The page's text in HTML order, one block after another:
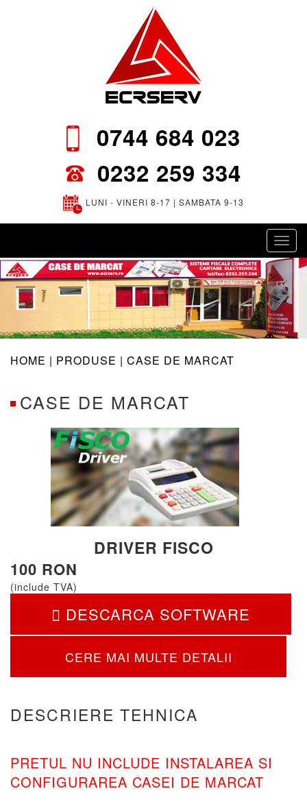
0744 684 023
0232 259 334
LUNI - VINERI 8-17 | SAMBATA 9-13
HOME | PRODUSE | CASE DE MARCAT
CASE DE MARCAT
DRIVER FISCO
100 RON
(include TVA)
DESCARCA SOFTWARE
CERE MAI MULTE DETALII
DESCRIERE TEHNICA
PRETUL NU INCLUDE INSTALAREA SI
CONFIGURAREA CASEI DE MARCAT